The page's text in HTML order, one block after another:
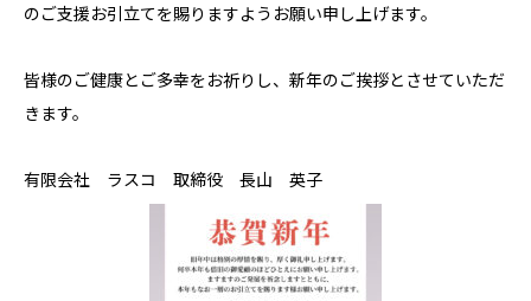
のご支援お引立てを賜りますようお願い申し上げます。
皆様のご健康とご多幸をお祈りし、新年のご挨拶とさせていただ
きます。
有限会社 ラスコ 取締役 長山 英子